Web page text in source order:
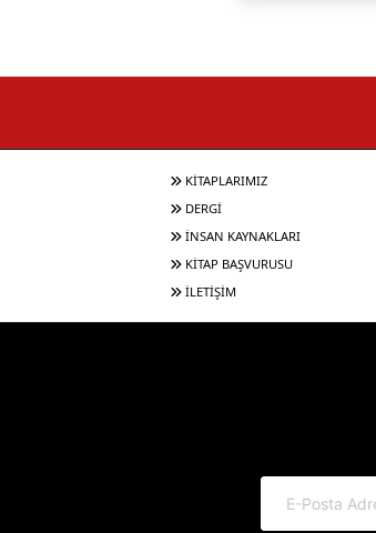
KİTAPLARIMIZ
DERGİ
İNSAN KAYNAKLARI
KİTAP BAŞVURUSU
İLETİŞİM